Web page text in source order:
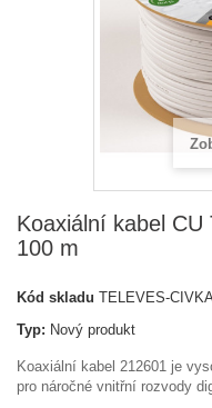
Koaxiální kabel
100 m
Kód skladu TELEVES-
Typ: Nový produkt
Koaxiální kabel 212601 je
pro náročné vnitřní rozvody